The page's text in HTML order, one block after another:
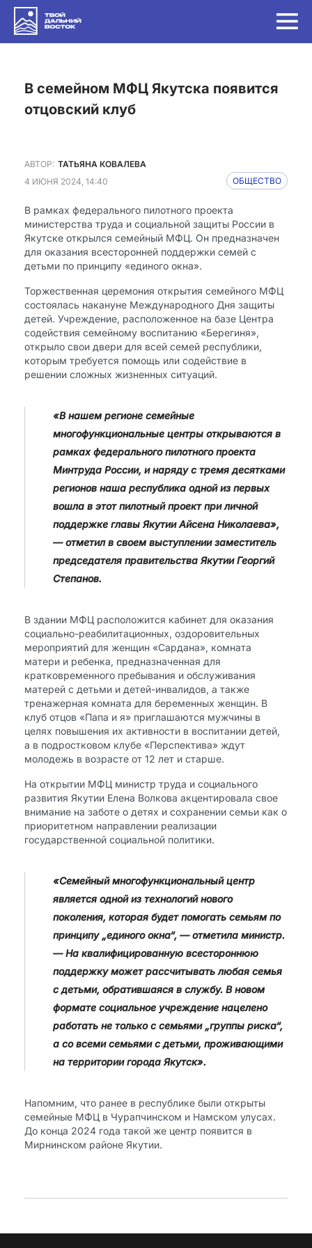
в семейном МФЦ Якутска появится
отцовский клуб
АВТОР: ТАТЬЯНА КОВАЛЕВА
4 ИЮНЯ 2024, 14:40
ОБЩЕСТВО
В рамках федерального пилотного проекта
министерства труда и социальной защиты России в
Якутске открылся семейный МФЦ. Он предназначен
для оказания всесторонней поддержки семей с
детьми по принципу «единого окна».
Торжественная церемония открытия семейного МФЦ
состоялась накануне Международного Дня защиты
детей. Учреждение, расположенное на базе Центра
содействия семейному воспитанию «Берегиня»,
открыло свои двери для всей семей республики,
которым требуется помощь или содействие в
решении сложных жизненных ситуаций.
«В нашем регионе семейные
многофункциональные центры открываются в
рамках федерального пилотного проекта
Минтруда России, и наряду с тремя десятками
регионов наша республика одной из первых
вошла в этот пилотный проект при личной
поддержке главы Якутии Айсена Николаева»,
— отметил в своем выступлении заместитель
председателя правительства Якутии Георгий
Степанов.
В здании МФЦ расположится кабинет для оказания
социально-реабилитационных, оздоровительных
мероприятий для женщин «Сардана», комната
матери и ребенка, предназначенная для
кратковременного пребывания и обслуживания
матерей с детьми и детей-инвалидов, а также
тренажерная комната для беременных женщин. В
клуб отцов «Папа и я» приглашаются мужчины в
целях повышения их активности в воспитании детей,
а в подростковом клубе «Перспектива» ждут
молодежь в возрасте от 12 лет и старше.
На открытии МФЦ министр труда и социального
развития Якутии Елена Волкова акцентировала свое
внимание на заботе о детях и сохранении семьи как о
приоритетном направлении реализации
государственной социальной политики.
«Семейный многофункциональный центр
является одной из технологий нового
поколения, которая будет помогать семьям по
принципу „единого окна“, — отметила министр.
— На квалифицированную всестороннюю
поддержку может рассчитывать любая семья
с детьми, обратившаяся в службу. В новом
формате социальное учреждение нацелено
работать не только с семьями „группы риска“,
а со всеми семьями с детьми, проживающими
на территории города Якутск».
Напомним, что ранее в республике были открыты
семейные МФЦ в Чурапчинском и Намском улусах.
До конца 2024 года такой же центр появится в
Мирнинском районе Якутии.